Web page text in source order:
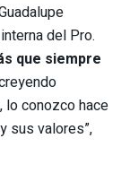
del Pro.
que siempre
lo conozco hace
sus valores”,